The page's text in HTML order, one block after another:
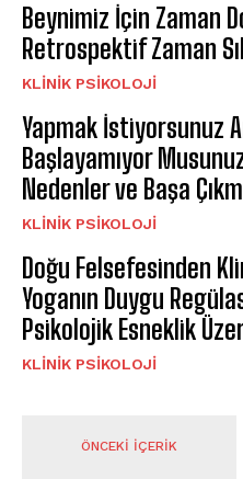
Beynimiz İçin Zaman
Retrospektif Zaman
KLINIK PSIKOLOJI
Yapmak İstiyorsunuz
Başlayamıyor
Nedenler ve Başa
KLINIK PSIKOLOJI
Doğu Felsefesinden
Yoganın Duygu
Psikolojik Esneklik
KLINIK PSIKOLOJI
ÖNCEKI İÇERIK